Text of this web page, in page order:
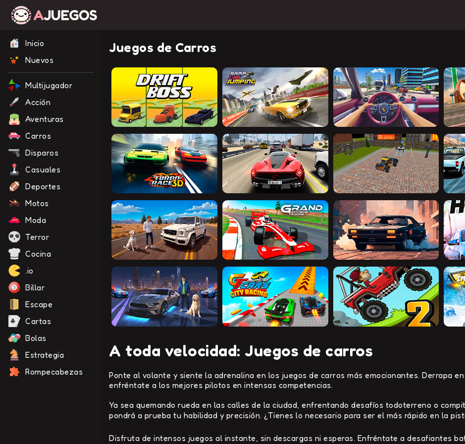
Inicio
Nuevos
Multijugador
Acción
Aventuras
Carros
Disparos
Casuales
Deportes
Motos
Moda
Terror
Cocina
.io
Billar
Escape
Cartas
Bolas
Estrategia
Rompecabezas
Juegos de Carros
A toda velocidad: Juegos de carros
Ponte al volante y siente la adrenalina en los juegos de carros más emocionantes. Derrapa
enfréntate a los mejores pilotos en intensas competencias.
Ya sea quemando rueda en las calles de la ciudad, enfrentando desafíos todoterreno o
pondrá a prueba tu habilidad y precisión. ¿Tienes lo necesario para ser el más rápido en la
Disfruta de intensos juegos al instante, sin descargas ni esperas. Enfréntate a desafiantes